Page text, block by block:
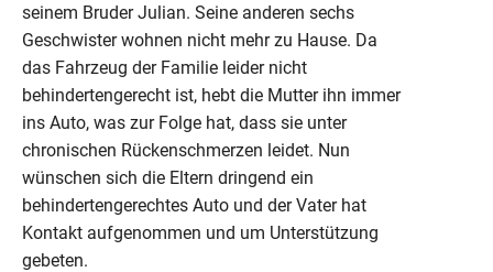
seinem Bruder Julian. Seine anderen sechs
Geschwister wohnen nicht mehr zu Hause. Da
das Fahrzeug der Familie leider nicht
behindertengerecht ist, hebt die Mutter ihn immer
ins Auto, was zur Folge hat, dass sie unter
chronischen Rückenschmerzen leidet. Nun
wünschen sich die Eltern dringend ein
behindertengerechtes Auto und der Vater hat
Kontakt aufgenommen und um Unterstützung
gebeten.